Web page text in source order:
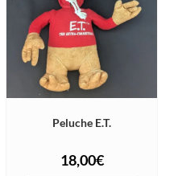
Peluche E.T.
18,00€